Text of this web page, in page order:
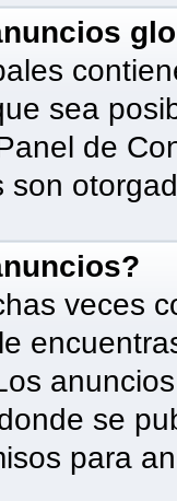
sea
de
son
veces
se
para